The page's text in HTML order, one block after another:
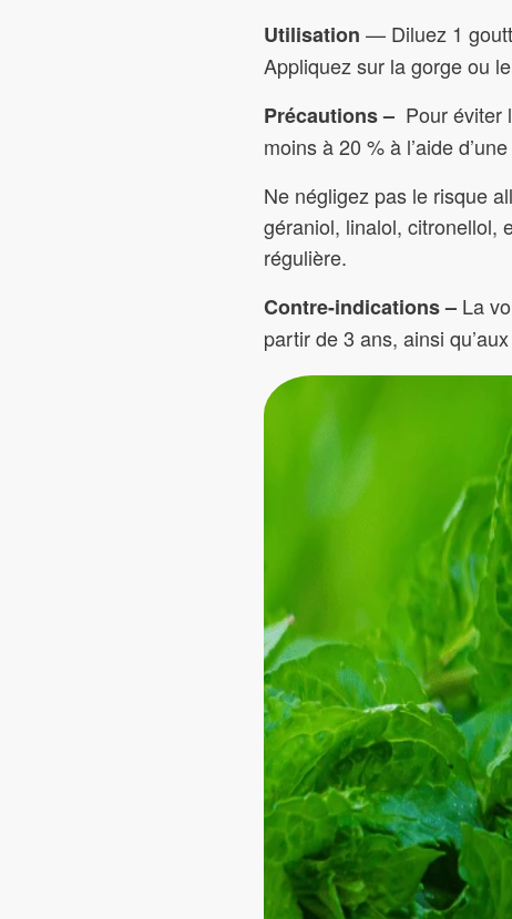
Utilisation — Diluez 1
Appliquez sur la gorge ou
Précautions – Pour éviter
moins à 20 % à l’aide
Ne négligez pas le risque
géraniol, linalol, citronellol,
régulière.
Contre-indications – La
partir de 3 ans, ainsi